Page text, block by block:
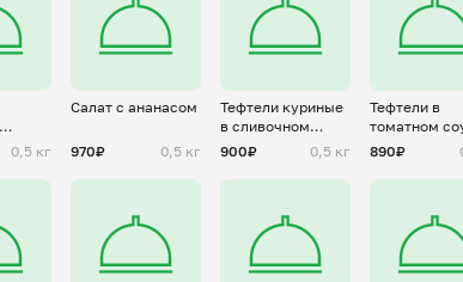
0,5 кг
Салат с ананасом
970₽ 0,5 кг
Тефтели куриные
в сливочном
соусе
900₽ 0,5 кг
Тефтели в
томатном
890₽